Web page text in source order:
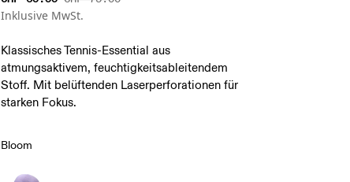
Inklusive MwSt.
Klassisches Tennis-Essential aus
atmungsaktivem, feuchtigkeitsableitendem
Stoff. Mit belüftenden Laserperforationen für
starken Fokus.
Bloom